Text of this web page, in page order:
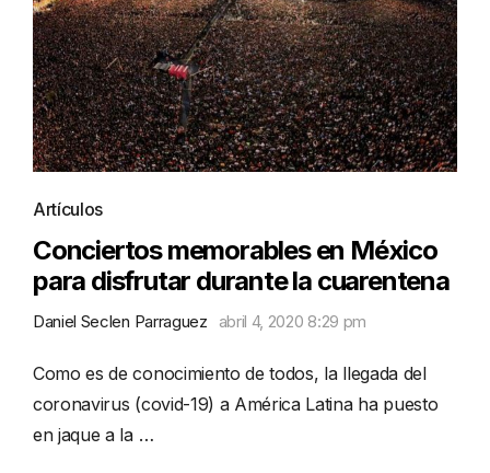
Artículos
Conciertos memorables en México
para disfrutar durante la cuarentena
Daniel Seclen Parraguez abril 4, 2020 8:29 pm
Como es de conocimiento de todos, la llegada del
coronavirus (covid-19) a América Latina ha puesto
en jaque a la …